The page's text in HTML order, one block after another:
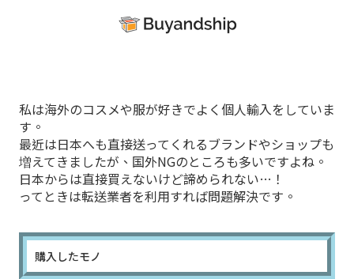
私は海外のコスメや服が好きでよく個人輸入をしていま
す。
最近は日本へも直接送ってくれるブランドやショップも
増えてきましたが、国外NGのところも多いですよね。
日本からは直接買えないけど諦められない…！
ってときは転送業者を利用すれば問題解決です。
購入したモノ